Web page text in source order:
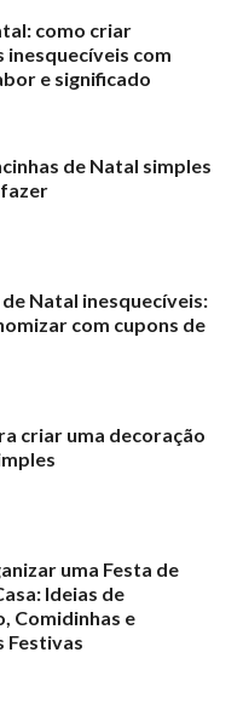
como criar
inesquecíveis com
e significado
de Natal simples
Natal inesquecíveis:
com cupons de
criar uma decoração
uma Festa de
Ideias de
Comidinhas e
Festivas